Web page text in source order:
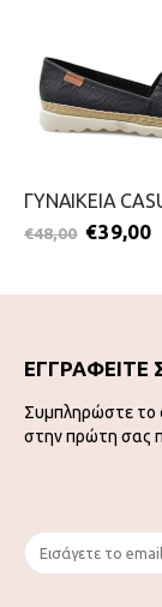
€48,00 €39,00
ΕΓΓΡΑΦΕΙΤΕ
Συμπληρώστε το
στην πρώτη σας